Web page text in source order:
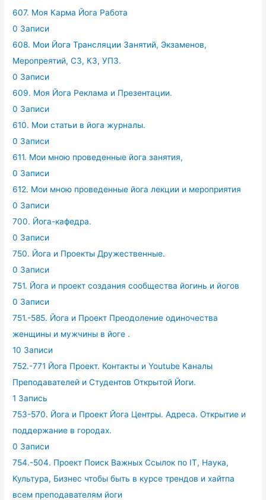
607. Моя Карма Йога Работа
0 Записи
608. Мои Йога Трансляции Занятий, Экзаменов,
Меропреятий, СЗ, КЗ, УПЗ.
0 Записи
609. Моя Йога Реклама и Презентации.
0 Записи
610. Мои статьи в йога журналы.
0 Записи
611. Мои мною проведенные йога занятия,
0 Записи
612. Мои мною проведенные йога лекции и мероприятия
0 Записи
700. Йога-кафедра.
0 Записи
750. Йога и Проекты Дружественные.
0 Записи
751. Йога и проект создания сообщества йогинь и йогов
0 Записи
751.-585. Йога и Проект Преодоление одиночества
женщины и мужчины в йоге .
10 Записи
752.-771 Йога Проект. Контакты и Youtube Каналы
Преподавателей и Студентов Открытой Йоги.
1 Запись
753-570. Йога и Проект Йога Центры. Адреса. Открытие и
поддержание в городах.
0 Записи
754.-504. Проект Поиск Важных Ссылок по IT, Наука,
Культура, Бизнес чтобы быть в курсе трендов и хайтпа
всем преподавателям йоги